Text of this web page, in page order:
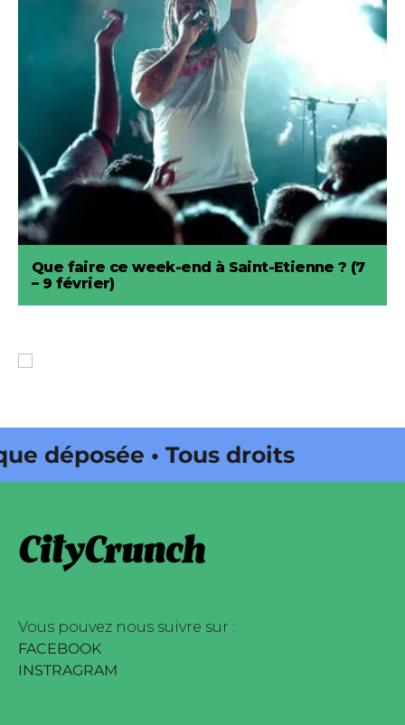
Que faire ce week-end à Saint-Etienne ? (7
– 9 février)
• Tous droits réservés •
réservés • Magazine édité par
Vous pouvez nous suivre sur :
FACEBOOK
INSTRAGRAM